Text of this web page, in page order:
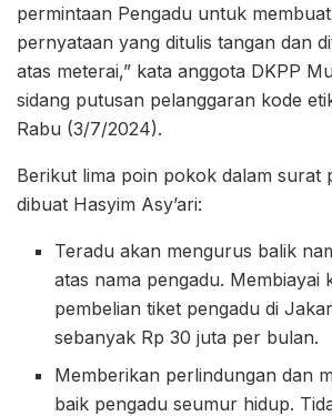
permintaan Pengadu untuk
pernyataan yang ditulis tangan dan
atas meterai,” kata anggota DKPP
sidang putusan pelanggaran kode
Rabu (3/7/2024).
Berikut lima poin pokok dalam surat
dibuat Hasyim Asy’ari:
Teradu akan mengurus balik
atas nama pengadu. Membiayai
pembelian tiket pengadu di
sebanyak Rp 30 juta per bulan.
Memberikan perlindungan dan
baik pengadu seumur hidup.